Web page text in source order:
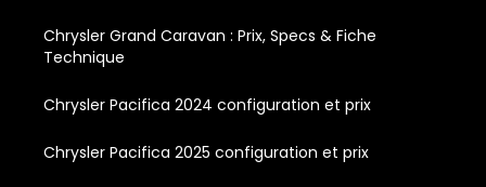
Chrysler Grand Caravan : Prix, Specs & Fiche
Technique
Chrysler Pacifica 2024 configuration et prix
Chrysler Pacifica 2025 configuration et prix